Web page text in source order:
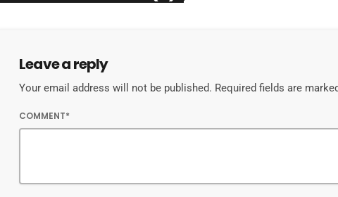
Leave a reply
Your email address will not be published. Required fields are
COMMENT*